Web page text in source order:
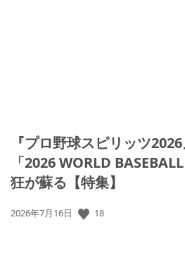
『プロ野球スピリッツ
「2026 WORLD
狂が蘇る【特集】
公
2026年7月16日 18